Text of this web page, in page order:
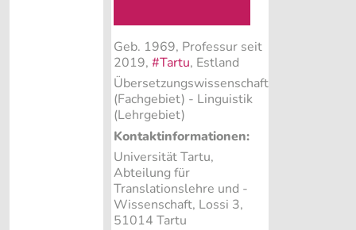
Geb. 1969, Professur seit
2019, #Tartu, Estland
Übersetzungswissenschaft
(Fachgebiet) - Linguistik
(Lehrgebiet)
Kontaktinformationen:
Universität Tartu,
Abteilung für
Translationslehre und -
Wissenschaft, Lossi 3,
51014 Tartu